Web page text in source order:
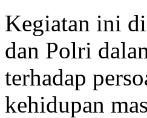
Kegiatan ini
dan Polri
terhadap
kehidupan